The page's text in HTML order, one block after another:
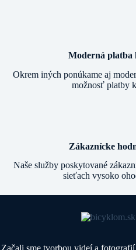
Moderná platba
Okrem iných ponúkame aj
možnosť platby
Zákaznícke
Naše služby poskytované
sieťach vysoko
Začali sme tvorbou videí a